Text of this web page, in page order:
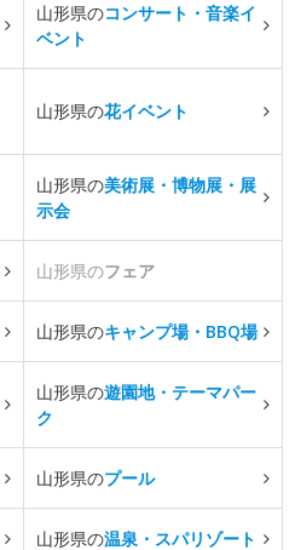
山形県のコンサート・音楽イ
ベント
山形県の花イベント
山形県の美術展・博物展・展
示会
山形県のフェア
山形県のキャンプ場・BBQ場
山形県の遊園地・テーマパー
ク
山形県のプール
山形県の温泉・スパリゾート